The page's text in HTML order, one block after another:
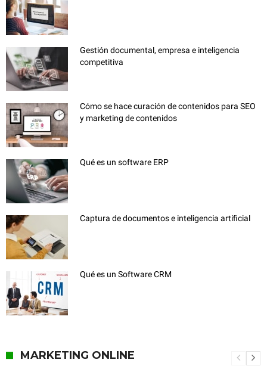
Gestión documental, empresa e inteligencia
competitiva
Cómo se hace curación de contenidos para SEO
y marketing de contenidos
Qué es un software ERP
Captura de documentos e inteligencia artificial
Qué es un Software CRM
MARKETING ONLINE